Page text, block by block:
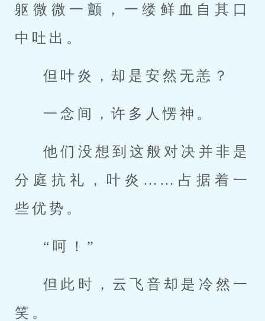
躯微微一颤，一缕鲜血自其口
中吐出。
但叶炎，却是安然无恙？
一念间，许多人愣神。
他们没想到这般对决并非是
分庭抗礼，叶炎……占据着一
些优势。
“呵！”
但此时，云飞音却是冷然一
笑。